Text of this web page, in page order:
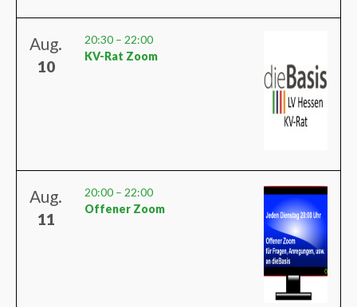
Aug.
10
20:30 – 22:00
KV-Rat Zoom
Aug.
11
20:00 – 22:00
Offener Zoom